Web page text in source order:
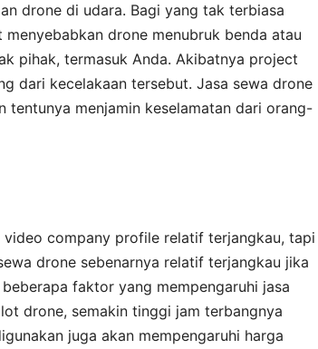
drone di udara. Bagi yang tak terbiasa
drone menubruk benda atau
pihak, termasuk Anda. Akibatnya project
dari kecelakaan tersebut. Jasa sewa drone
tentunya menjamin keselamatan dari orang-
video company profile relatif terjangkau, tapi
drone sebenarnya relatif terjangkau jika
faktor yang mempengaruhi jasa
drone, semakin tinggi jam terbangnya
juga akan mempengaruhi harga